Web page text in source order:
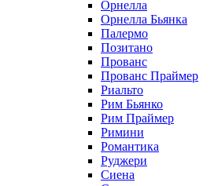
Орнелла
Орнелла Бьянка
Палермо
Позитано
Прованс
Прованс Праймер
Риальто
Рим Бьянко
Рим Праймер
Римини
Романтика
Руджери
Сиена